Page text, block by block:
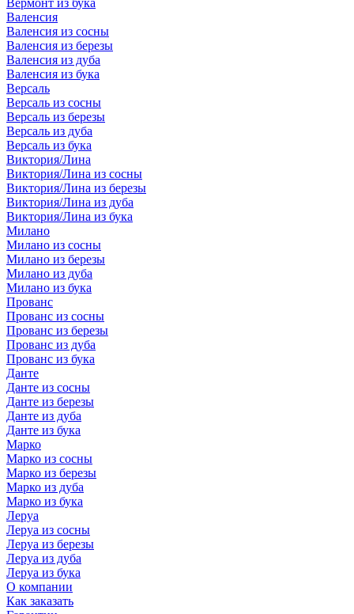
Вермонт из бука
Валенсия
Валенсия из сосны
Валенсия из березы
Валенсия из дуба
Валенсия из бука
Версаль
Версаль из сосны
Версаль из березы
Версаль из дуба
Версаль из бука
Виктория/Лина
Виктория/Лина из сосны
Виктория/Лина из березы
Виктория/Лина из дуба
Виктория/Лина из бука
Милано
Милано из сосны
Милано из березы
Милано из дуба
Милано из бука
Прованс
Прованс из сосны
Прованс из березы
Прованс из дуба
Прованс из бука
Данте
Данте из сосны
Данте из березы
Данте из дуба
Данте из бука
Марко
Марко из сосны
Марко из березы
Марко из дуба
Марко из бука
Леруа
Леруа из сосны
Леруа из березы
Леруа из дуба
Леруа из бука
О компании
Как заказать